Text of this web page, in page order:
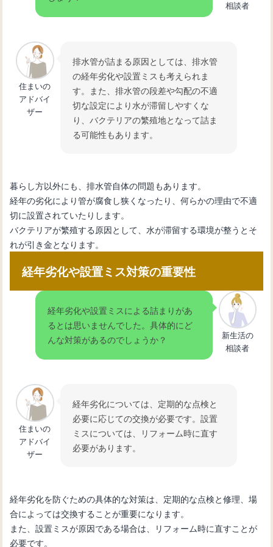
相談者
住まいの
アドバイ
ザー
排水管が詰まる原因としては、排水管
の経年劣化や設置ミスも考えられま
す。また、排水管の段差や勾配の不適
切な設定により水が滞留しやすくな
り、バクテリアの繁殖地となって詰ま
る可能性もあります。
暮らし方以外にも、排水管自体の問題もあります。
経年の劣化により管が腐食し狭くなったり、何らかの理由で不適
切に設置されていたりします。
バクテリアが繁殖する原因として、水が滞留する環境が整うとそ
れが引き金となります。
経年劣化や設置ミス対策の重要性
経年劣化や設置ミスによる詰まりがあ
るとは思いませんでした。具体的にど
んな対策があるのでしょうか？
新生活の
相談者
住まいの
アドバイ
ザー
経年劣化については、定期的な点検と
必要に応じての交換が必要です。設置
ミスについては、リフォーム時に直す
必要があります。
経年劣化を防ぐための具体的な対策は、定期的な点検と修理、場
合によっては交換することが重要になります。
また、設置ミスが原因である場合は、リフォーム時に直すことが
必要です。